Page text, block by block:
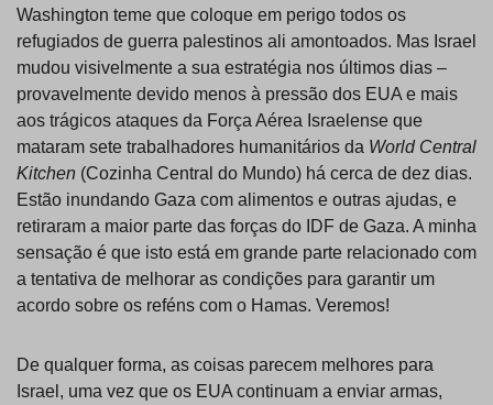
Washington teme que coloque em perigo todos os
refugiados de guerra palestinos ali amontoados. Mas Israel
mudou visivelmente a sua estratégia nos últimos dias –
provavelmente devido menos à pressão dos EUA e mais
aos trágicos ataques da Força Aérea Israelense que
mataram sete trabalhadores humanitários da World Central
Kitchen (Cozinha Central do Mundo) há cerca de dez dias.
Estão inundando Gaza com alimentos e outras ajudas, e
retiraram a maior parte das forças do IDF de Gaza. A minha
sensação é que isto está em grande parte relacionado com
a tentativa de melhorar as condições para garantir um
acordo sobre os reféns com o Hamas. Veremos!
De qualquer forma, as coisas parecem melhores para
Israel, uma vez que os EUA continuam a enviar armas,